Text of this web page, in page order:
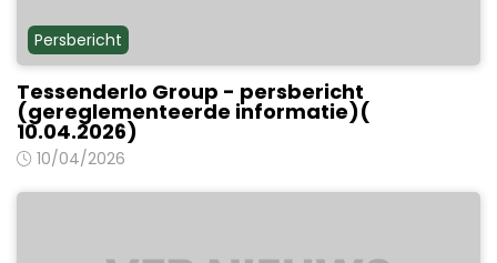
Persbericht
Tessenderlo Group - persbericht
(gereglementeerde informatie)(
10.04.2026)
10/04/2026